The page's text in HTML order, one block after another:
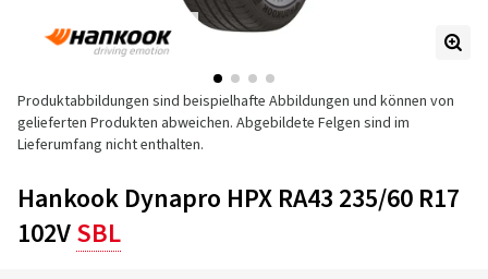
Produktabbildungen sind beispielhafte Abbildungen und können von
gelieferten Produkten abweichen. Abgebildete Felgen sind im
Lieferumfang nicht enthalten.
Hankook Dynapro HPX RA43 235/60 R17
102VSBL